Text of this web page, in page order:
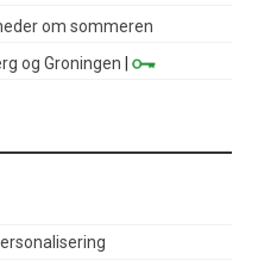
om sommeren
og Groningen |